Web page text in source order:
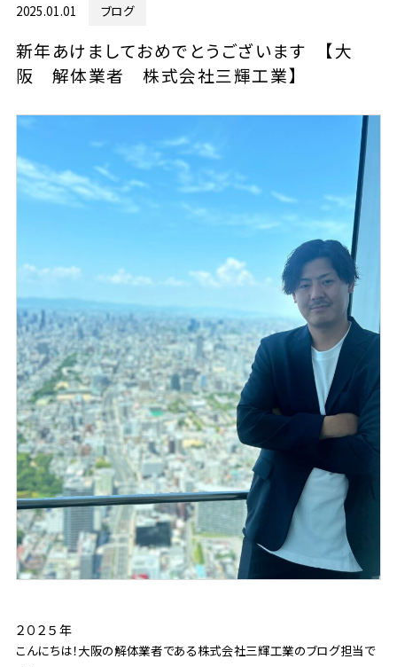
2025.01.01 ブログ
新年あけましておめでとうございます 【大
阪 解体業者 株式会社三輝工業】
２０２５年
こんにちは！大阪の解体業者である株式会社三輝工業のブログ担当で